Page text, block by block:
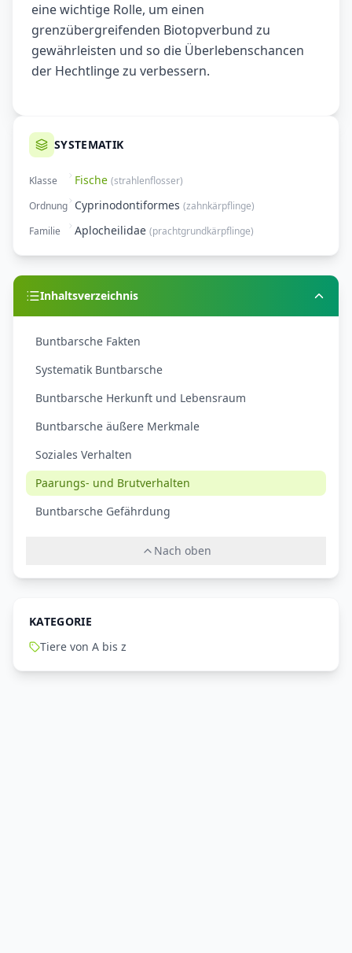
eine wichtige Rolle, um einen
grenzübergreifenden Biotopverbund zu
gewährleisten und so die Überlebenschancen
der Hechtlinge zu verbessern.
SYSTEMATIK
Klasse Fische (strahlenflosser)
Ordnung Cyprinodontiformes (zahnkärpflinge)
Familie
Aplocheilidae (prachtgrundkärpflinge)
Inhaltsverzeichnis
Buntbarsche Fakten
Systematik Buntbarsche
Buntbarsche Herkunft und Lebensraum
Buntbarsche äußere Merkmale
Soziales Verhalten
Paarungs- und Brutverhalten
Buntbarsche Gefährdung
Nach oben
KATEGORIE
Tiere von A bis z